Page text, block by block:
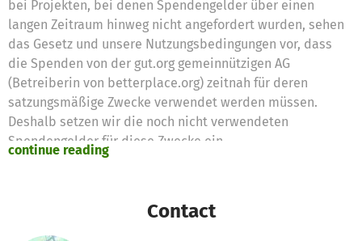
bei Projekten, bei denen Spendengelder über einen
langen Zeitraum hinweg nicht angefordert wurden, sehen
das Gesetz und unsere Nutzungsbedingungen vor, dass
die Spenden von der gut.org gemeinnützigen AG
(Betreiberin von betterplace.org) zeitnah für deren
satzungsmäßige Zwecke verwendet werden müssen.
Deshalb setzen wir die noch nicht verwendeten
Spendengelder für diese Zwecke ein
Vielen Dank für eure Unterstützung,
continue reading
Contact